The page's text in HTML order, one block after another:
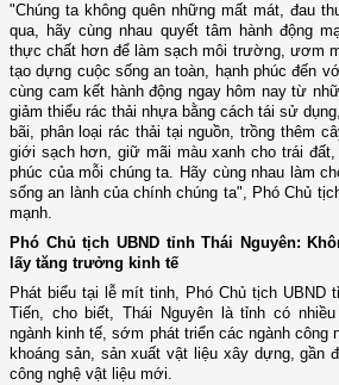
"Chúng ta không quên những mất mát, đau
qua, hãy cùng nhau quyết tâm hành động
thực chất hơn để làm sạch môi trường, ươm
tạo dựng cuộc sống an toàn, hạnh phúc đến
cùng cam kết hành động ngay hôm nay từ
giảm thiểu rác thải nhựa bằng cách tái sử
bãi, phân loại rác thải tại nguồn, trồng thêm
giới sạch hơn, giữ mãi màu xanh cho trái
phúc của mỗi chúng ta. Hãy cùng nhau làm
sống an lành của chính chúng ta", Phó Chủ
mạnh.
Phó Chủ tịch UBND tỉnh Thái Nguyên:
lấy tăng trưởng kinh tế
Phát biểu tại lễ mít tinh, Phó Chủ tịch UBND
Tiến, cho biết, Thái Nguyên là tỉnh có
ngành kinh tế, sớm phát triển các ngành công
khoáng sản, sản xuất vật liệu xây dựng, gần
công nghệ vật liệu mới.